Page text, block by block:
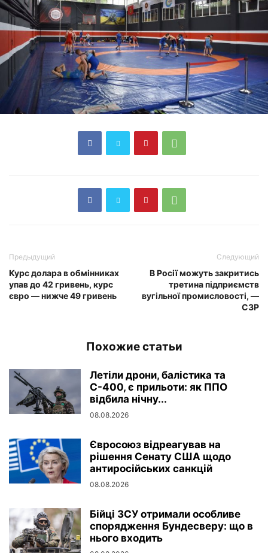
Предыдущий
Курс долара в обмінниках
упав до 42 гривень, курс
євро — нижче 49 гривень
Следующий
В Росії можуть закритись
третина підприємств
вугільної промисловості, —
СЗР
Похожие статьи
Летіли дрони, балістика та
С-400, є прильоти: як ППО
відбила нічну...
08.08.2026
Євросоюз відреагував на
рішення Сенату США щодо
антиросійських санкцій
08.08.2026
Бійці ЗСУ отримали особливе
спорядження Бундесверу: що в
нього входить